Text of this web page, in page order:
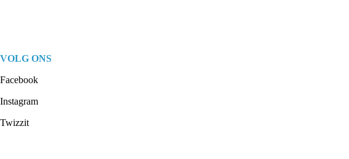
VOLG ONS
Facebook
Instagram
Twizzit